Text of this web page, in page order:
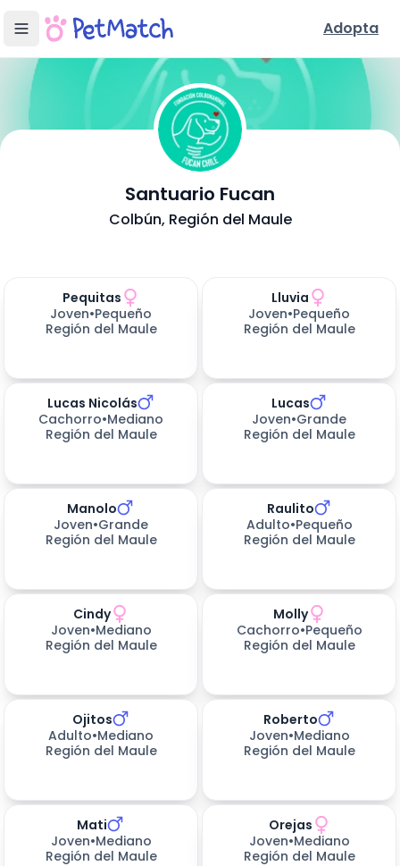
Adopta
Santuario Fucan
Conoce Nuestra Fundación
Colbún, Región del Maule
Pequitas
Joven•Pequeño
Región del Maule
Lluvia
Joven•Pequeño
Región del Maule
Lucas Nicolás
Cachorro•Mediano
Región del Maule
Lucas
Joven•Grande
Región del Maule
Manolo
Joven•Grande
Región del Maule
Raulito
Adulto•Pequeño
Región del Maule
Cindy
Joven•Mediano
Región del Maule
días esperando
Molly
Cachorro•Pequeño
Región del Maule
días esperando
Ojitos
Adulto•Mediano
Región del Maule
días esperando
Roberto
Joven•Mediano
Región del Maule
días esperando
Mati
Joven•Mediano
Región del Maule
días esperando
Orejas
Joven•Mediano
Región del Maule